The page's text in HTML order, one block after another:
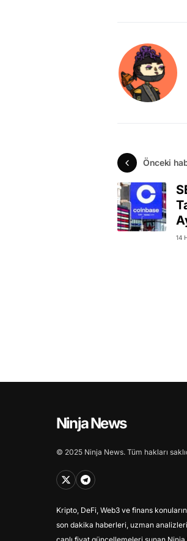
Önceki
14
Ninja News
© 2025 Ninja News. Tüm hakları
Kripto, DeFi, Web3 ve finans
son dakika haberleri, uzman